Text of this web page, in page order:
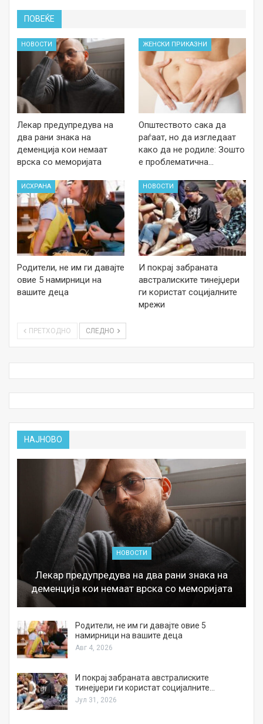
ПОВЕЌЕ
НОВОСТИ
Лекар предупредува на
два рани знака на
деменција кои немаат
врска со меморијата
ЖЕНСКИ ПРИКАЗНИ
Општеството сака да
раѓаат, но да изгледаат
како да не родиле: Зошто
е проблематична…
ИСХРАНА
Родители, не им ги давајте
овие 5 намирници на
вашите деца
НОВОСТИ
И покрај забраната
австралиските тинејџери
ги користат социјалните
мрежи
ПРЕТХОДНО СЛЕДНО
НАЈНОВО
НОВОСТИ
Лекар предупредува на два рани знака на
деменција кои немаат врска со меморијата
Родители, не им ги давајте овие 5
намирници на вашите деца
Авг 4, 2026
И покрај забраната австралиските
тинејџери ги користат социјалните…
Јул 31, 2026